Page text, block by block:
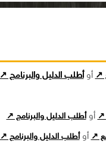
↗ أوأطلب الدليل والبرنامج ↗
↗ أوأطلب الدليل والبرنامج ↗
↗ أوأطلب الدليل والبرنامج ↗